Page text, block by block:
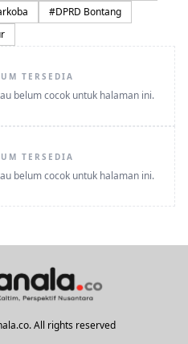
#DPRD Bontang
TERSEDIA
belum cocok untuk halaman ini.
TERSEDIA
belum cocok untuk halaman ini.
All rights reserved